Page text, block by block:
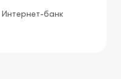
Интернет-банк